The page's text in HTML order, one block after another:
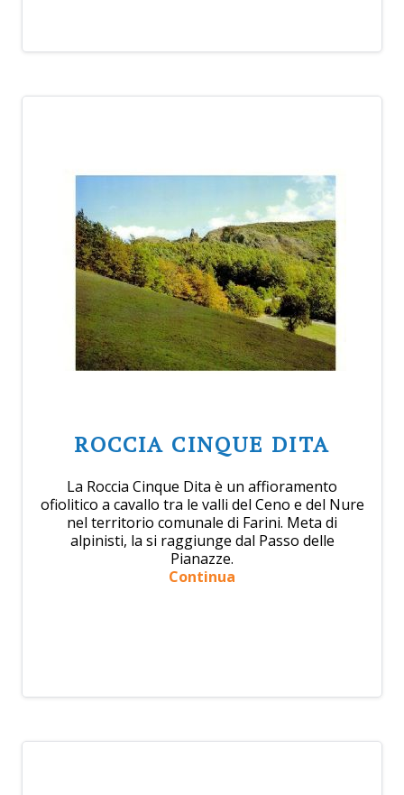
ROCCIA CINQUE DITA
La Roccia Cinque Dita è un affioramento
ofiolitico a cavallo tra le valli del Ceno e del Nure
nel territorio comunale di Farini. Meta di
alpinisti, la si raggiunge dal Passo delle
Pianazze.
Continua